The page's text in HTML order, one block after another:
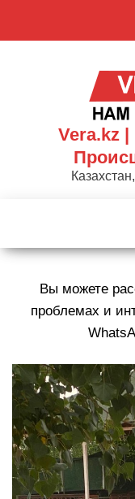
Vera.kz
Вы можете
проблемах и